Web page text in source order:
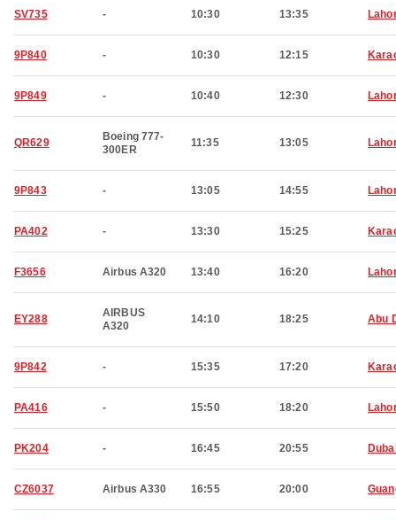
SV735 - 10:30 13:35
9P840 - 10:30 12:15
9P849 - 10:40 12:30
QR629
Boeing 777-
300ER
11:35 13:05
9P843 - 13:05 14:55
PA402 - 13:30 15:25
F3656 Airbus A320 13:40 16:20
EY288
AIRBUS
A320
14:10 18:25 Abu
9P842 - 15:35 17:20
PA416 - 15:50 18:20
PK204 - 16:45 20:55
CZ6037 Airbus A330 16:55 20:00